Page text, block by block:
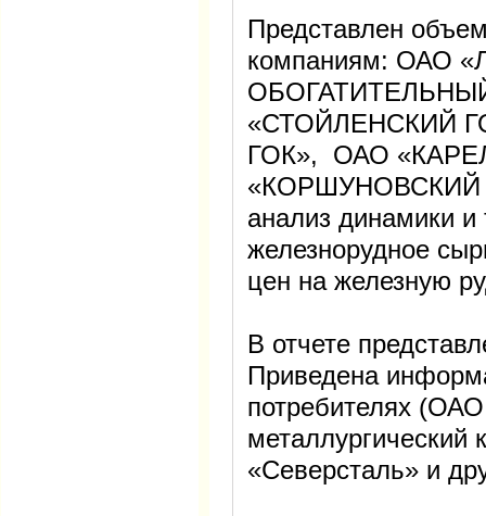
Представлен
компаниям: ОАО
«СТОЙЛЕНСКИЙ
ГОК», ОАО
«КОРШУНОВСКИЙ
анализ динамики
железнорудное
цен на железную
В отчете
Приведена
потребителях
«Северсталь» и